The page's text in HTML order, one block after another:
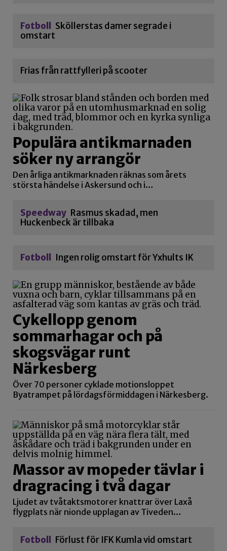
Fotboll
Sköllerstas damer segrade i
omstart
Frias från rattfylleri på scooter
Populära antikmarnaden
söker ny arrangör
Den årliga antikmarknaden räknas som årets
största händelse i Askersund och i…
Speedway Rasmus skadad, men
Huckenbeck är tillbaka
Fotboll Ingen rolig omstart för Yxhults IK
Cykellopp genom
sommarhagar och på
skogsvägar runt
Närkesberg
Över 70 personer cyklade motionsloppet
Byatrampet på lördagsförmiddagen i Närkesberg.
Massor av mopeder tävlar i
dragracing i två dagar
Ljudet av tvåtaktsmotorer knattrar över Laxå
flygplats när nionde upplagan av Tiveden…
Fotboll Förlust för IFK Kumla vid omstart